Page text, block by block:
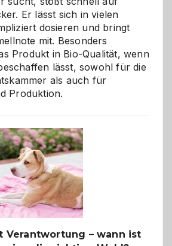
Er lässt sich in vielen
dosieren und bringt
mit. Besonders
Produkt in Bio-Qualität, wenn
lässt, sowohl für die
als auch für
Produktion.
Verantwortung – wann ist